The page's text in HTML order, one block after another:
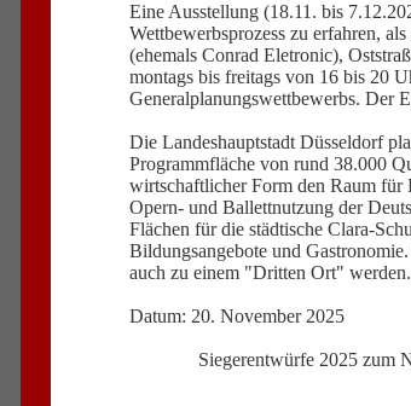
Eine Ausstellung (18.11. bis
Wettbewerbsprozess zu erfahren,
(ehemals Conrad Eletronic),
montags bis freitags von 16 bis 20
Generalplanungswettbewerbs. Der
Die Landeshauptstadt Düsseldorf
Programmfläche von rund 38.000
wirtschaftlicher Form den Raum für
Opern- und Ballettnutzung der
Flächen für die städtische Clara-
Bildungsangebote und
auch zu einem "Dritten Ort" werden.
Datum: 20. November 2025
Siegerentwürfe 2025 zum